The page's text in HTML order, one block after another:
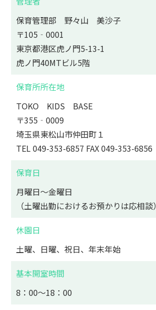
保育管理部 野々山 美沙子
〒105‐0001
東京都港区虎ノ門5-13-1
虎ノ門40MTビル5階
保育所所在地
TOKO KIDS BASE
〒355‐0009
埼玉県東松山市仲田町１
TEL 049-353-6857 FAX 049-353-6856
保育日
月曜日～金曜日
（土曜出勤におけるお預かりは応相談）
休園日
土曜、日曜、祝日、年末年始
基本開室時間
8：00～18：00